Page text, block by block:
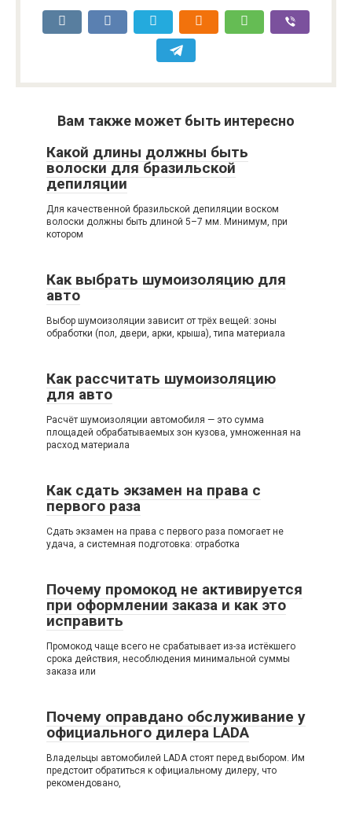
Вам также может быть интересно
Какой длины должны быть
волоски для бразильской
депиляции
Для качественной бразильской депиляции воском
волоски должны быть длиной 5–7 мм. Минимум, при
котором
Как выбрать шумоизоляцию для
авто
Выбор шумоизоляции зависит от трёх вещей: зоны
обработки (пол, двери, арки, крыша), типа материала
Как рассчитать шумоизоляцию
для авто
Расчёт шумоизоляции автомобиля — это сумма
площадей обрабатываемых зон кузова, умноженная на
расход материала
Как сдать экзамен на права с
первого раза
Сдать экзамен на права с первого раза помогает не
удача, а системная подготовка: отработка
Почему промокод не активируется
при оформлении заказа и как это
исправить
Промокод чаще всего не срабатывает из-за истёкшего
срока действия, несоблюдения минимальной суммы
заказа или
Почему оправдано обслуживание у
официального дилера LADA
Владельцы автомобилей LADA стоят перед выбором. Им
предстоит обратиться к официальному дилеру, что
рекомендовано,